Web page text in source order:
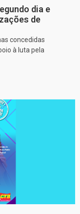
dia e
de
concedidas
à luta pela